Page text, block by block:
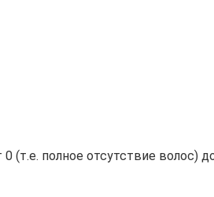
полное отсутствие волос)